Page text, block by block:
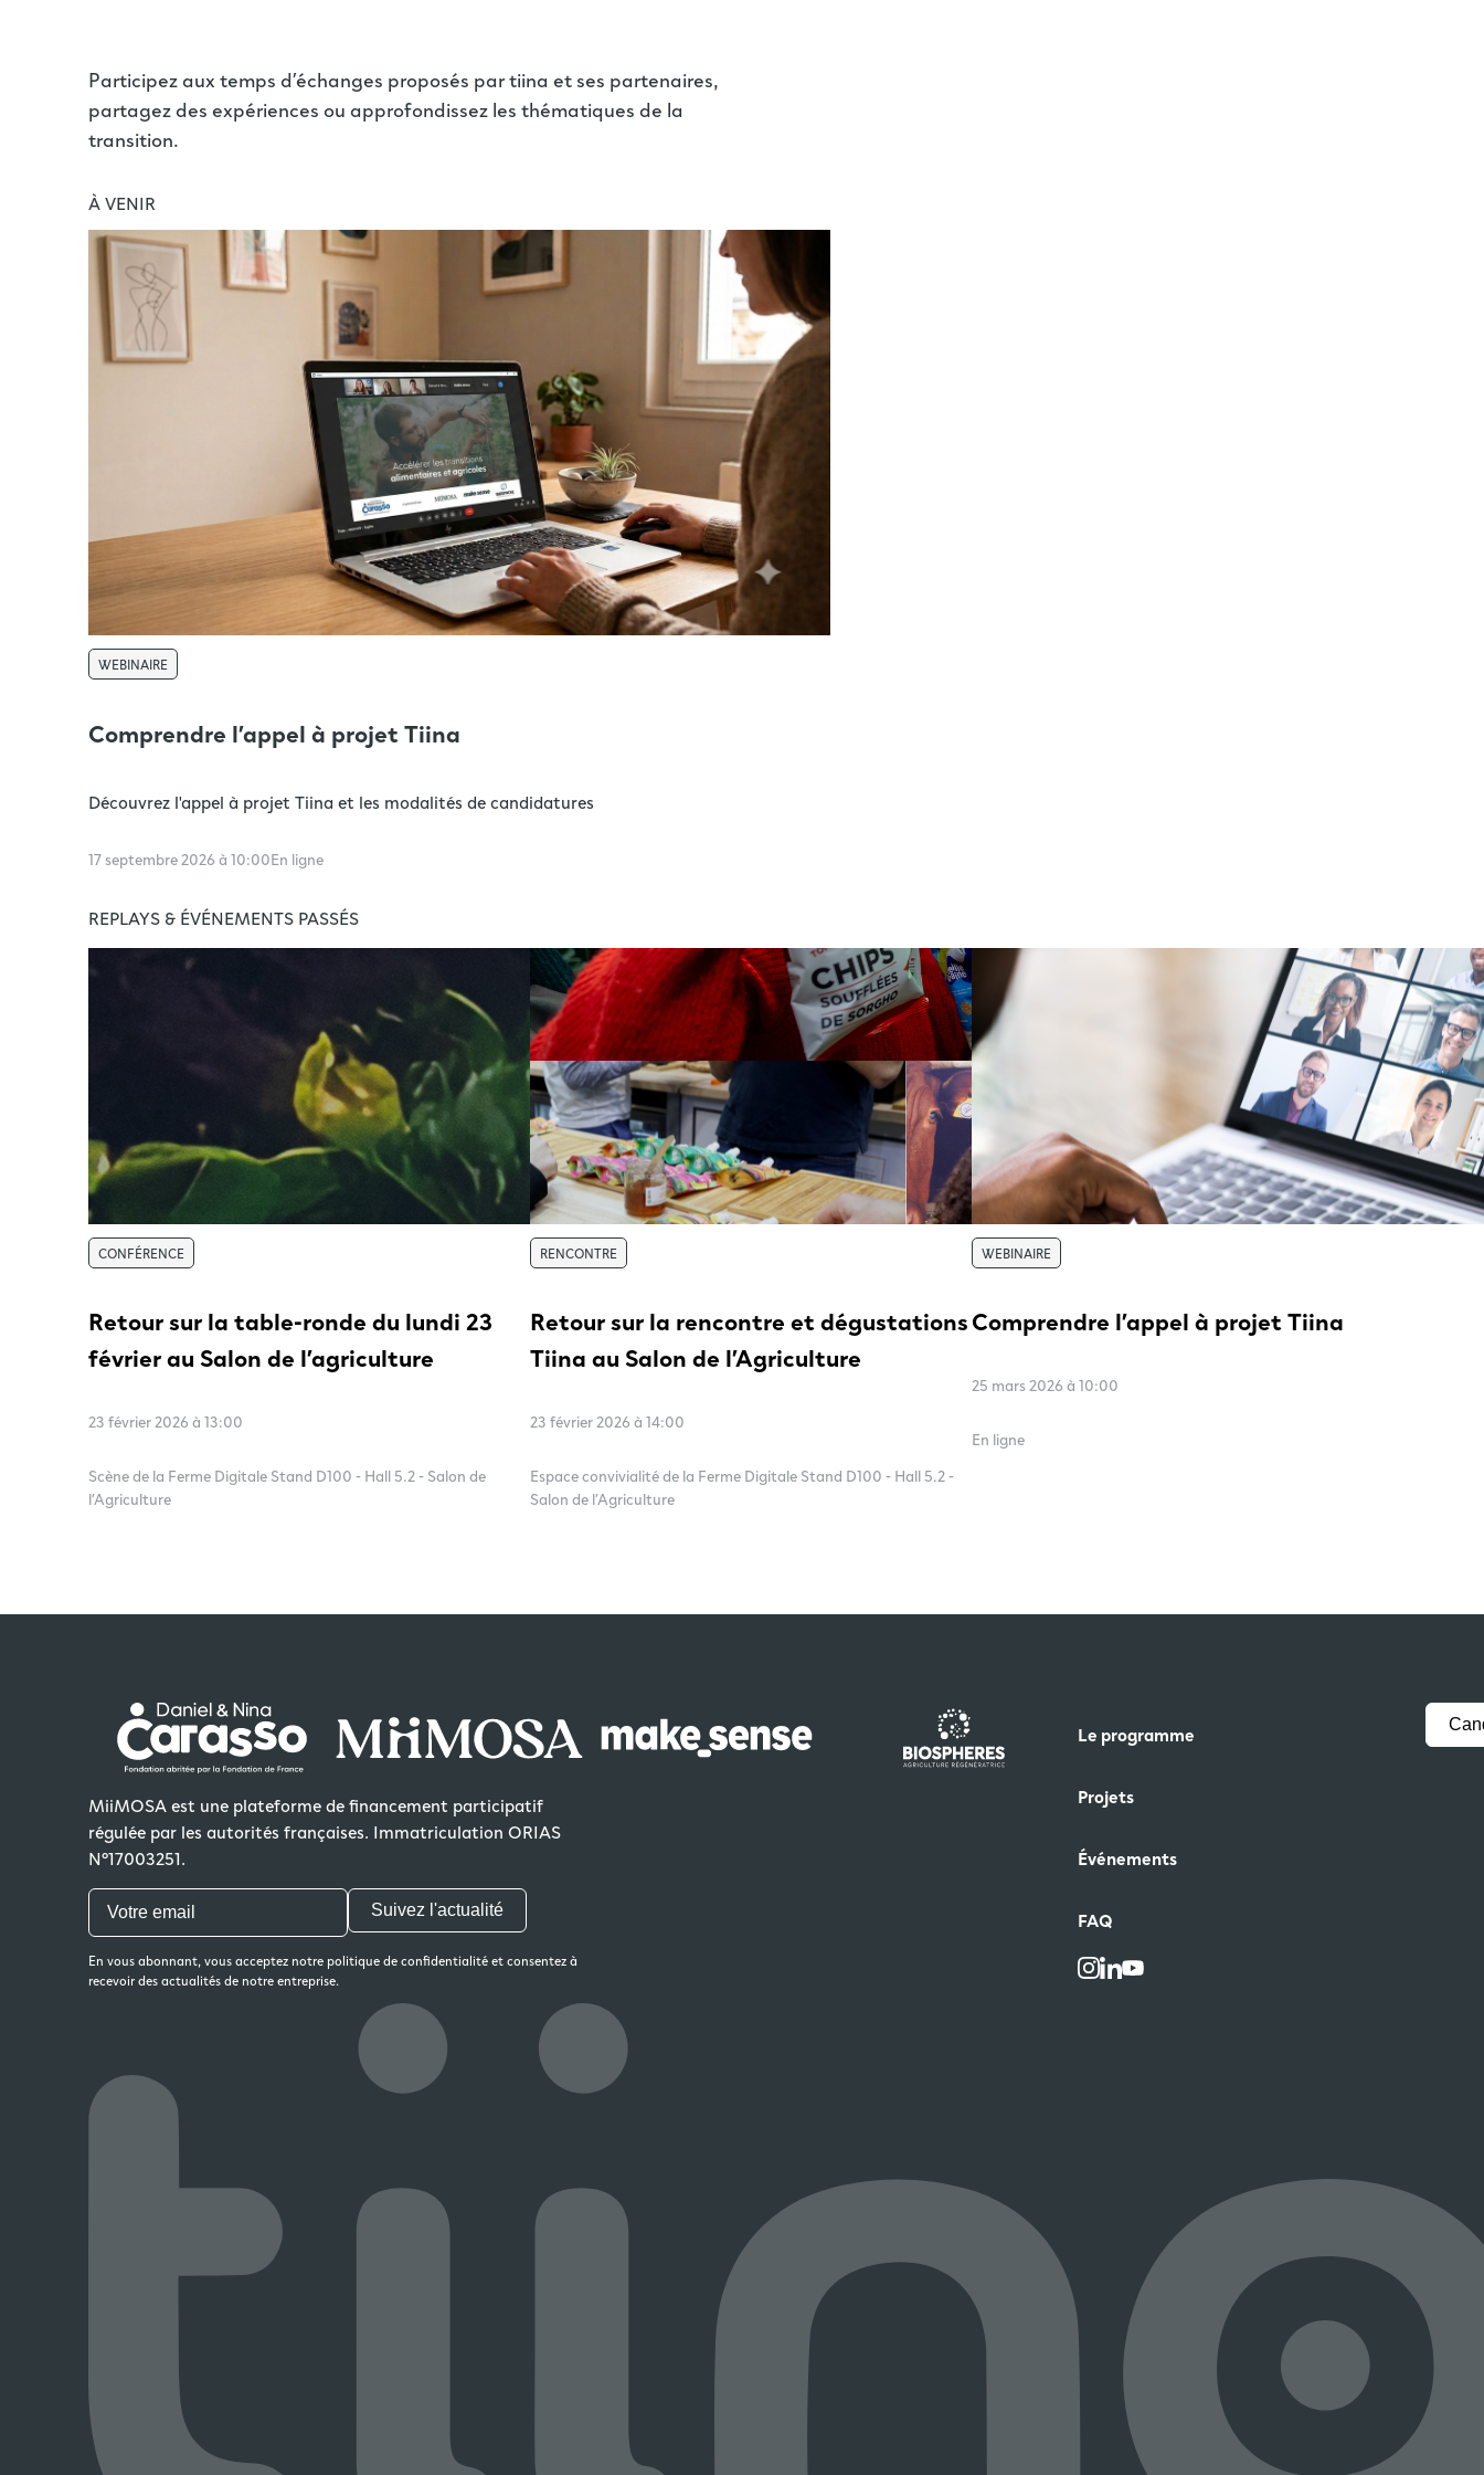
Participez aux temps d’échanges proposés par tiina et ses partenaires,
partagez des expériences ou approfondissez les thématiques de la
transition.
À VENIR
WEBINAIRE
Comprendre l’appel à projet Tiina
Découvrez l'appel à projet Tiina et les modalités de candidatures
17 septembre 2026 à 10:00En ligne
REPLAYS & ÉVÉNEMENTS PASSÉS
CONFÉRENCE
Retour sur la table-ronde du lundi 23
février au Salon de l’agriculture
23 février 2026 à 13:00
Scène de la Ferme Digitale Stand D100 - Hall 5.2 - Salon de
l’Agriculture
RENCONTRE
Retour sur la rencontre et dégustations
Tiina au Salon de l’Agriculture
23 février 2026 à 14:00
Espace convivialité de la Ferme Digitale Stand D100 - Hall 5.2 -
Salon de l’Agriculture
WEBINAIRE
Comprendre l’appel à projet Tiina
25 mars 2026 à 10:00
En ligne
MiiMOSA est une plateforme de financement participatif
régulée par les autorités françaises. Immatriculation ORIAS
N°17003251.
Suivez l'actualité
En vous abonnant, vous acceptez notre politique de confidentialité et consentez à
recevoir des actualités de notre entreprise.
Le programme
Projets
Événements
FAQ